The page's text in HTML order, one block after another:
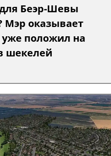
Беэр-Шевы
Мэр оказывает
положил на
шекелей